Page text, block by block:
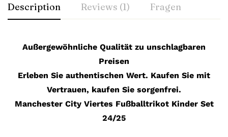
Description Reviews (1) Fragen
Außergewöhnliche Qualität zu unschlagbaren
Preisen
Erleben Sie authentischen Wert. Kaufen Sie mit
Vertrauen, kaufen Sie sorgenfrei.
Manchester City Viertes Fußballtrikot Kinder Set
24/25